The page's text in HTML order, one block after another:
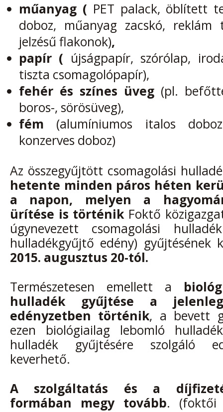
műanyag ( PET palack, öblített
doboz, műanyag zacskó, reklám
jelzésű flakonok),
papír ( újságpapír, szórólap,
tiszta csomagolópapír),
fehér és színes üveg (pl.
boros-, sörösüveg),
fém (alumíniumos italos
konzerves doboz)
Az összegyűjtött csomagolási
hetente minden páros héten
a napon, melyen a
ürítése is történik Foktő
úgynevezett csomagolási
hulladékgyűjtő edény) gyűjtésének
2015. augusztus 20-tól.
Természetesen emellett a
hulladék gyűjtése a
edényzetben történik, a bevett
ezen biológiailag lebomló
hulladék gyűjtésére szolgáló
keverhető.
A szolgáltatás és a
formában megy tovább. (foktői